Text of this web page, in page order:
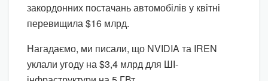
закордонних постачань автомобілів у квітні
перевищила $16 млрд.
Нагадаємо, ми писали, що NVIDIA та IREN
уклали угоду на $3,4 млрд для ШІ-